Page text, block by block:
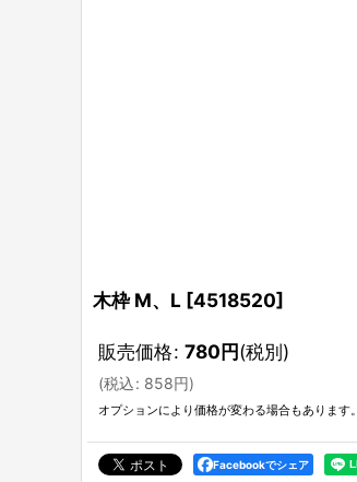
木枠 M、L [4518520]
販売価格: 780円(税別)
(税込: 858円)
オプションにより価格が変わる場合もあります。
Facebookでシェア